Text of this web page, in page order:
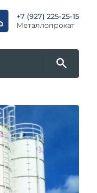
+7 (927) 225-25-15
Металлопрокат